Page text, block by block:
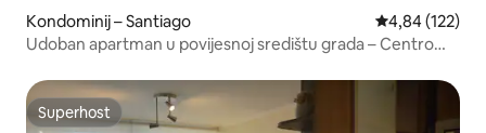
Kondominij – Santiago Prosječna
4,84 (122)
Udoban apartman u povijesnoj središtu grada – Centro
Superhost
Superhost